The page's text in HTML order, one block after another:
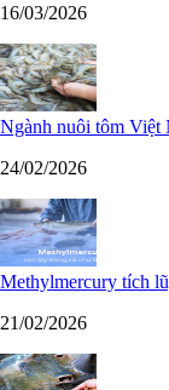
16/03/2026
Ngành nuôi tôm Việt
24/02/2026
Methylmercury tích
21/02/2026